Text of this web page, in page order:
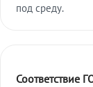
под среду.
Соответствие